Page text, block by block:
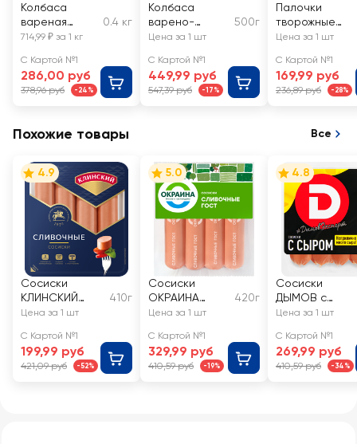
Колбаса
вареная
РЕМИТ
весовая
0.4 кг
714,99 ₽ за 1 кг
С Картой №1
286,00 руб
378,96 руб -24%
Колбаса
варено-
копченая
ПРЕМИУМ
Сервелат
ГОСТ
500г
Цена за 1 шт
С Картой №1
449,99 руб
547,39 руб -17%
Палочки
творожные
Три кота с
ванилью в
карамельной
Цена за 1 шт
С Картой №1
169,99 руб
236,89 руб -28%
Похожие товары Все
4.9
Сосиски
КЛИНСКИЙ
Сливочные
410г
Цена за 1 шт
С Картой №1
199,99 руб
421,09 руб -52%
5.0
Сосиски
ОКРАИНА
Сливочные
420г
Цена за 1 шт
С Картой №1
329,99 руб
410,59 руб -19%
4.8
Сосиски
ДЫМОВ с
сыром
Цена за 1 шт
С Картой №1
269,99 руб
410,59 руб -34%